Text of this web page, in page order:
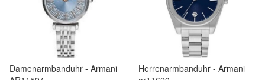
Damenarmbanduhr - Armani
Herrenarmbanduhr - Armani